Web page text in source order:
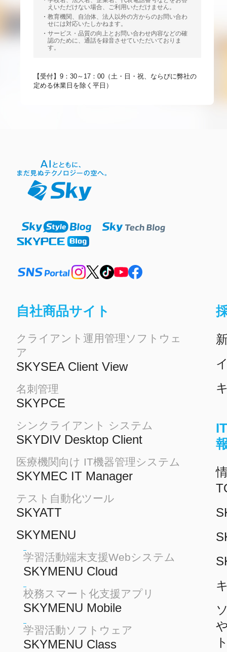
えいただけない場合、ご利用いただけません。
教育機関、自治体、法人以外の方からのお問い合わ
せには対応いたしかねます。
サービス・品質の向上とお問い合わせ内容などの確
認のために、通話を録音させていただいておりま
す。
【受付】9：30～17：00（土・日・祝、ならびに弊社の
定める休業日を除く平日）
自社商品サイト
クライアント運用管理ソフトウェ
ア
SKYSEA Client View
名刺管理
SKYPCE
シンクライアント システム
SKYDIV Desktop Client
医療機関向け IT機器管理システム
SKYMEC IT Manager
テスト自動化ツール
SKYATT
SKYMENU
学習活動端末支援Webシステム
SKYMENU Cloud
校務スマート化支援アプリ
SKYMENU Mobile
学習活動ソフトウェア
SKYMENU Class